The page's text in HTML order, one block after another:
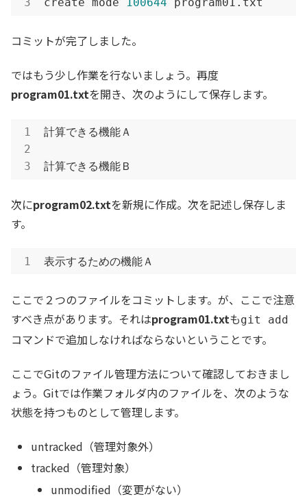
コミットが完了しました。
ではもう少し作業を行ないましょう。再度
program01.txtを開き、次のようにして保存します。
計算できる機能Ａ
計算できる機能Ｂ
次にprogram02.txtを新規に作成。次を記述し保存しま
す。
表示するための機能Ａ
ここで２つのファイルをコミットします。が、ここで注意
すべき点があります。それはprogram01.txtもgit add
コマンドで追加しなければならないということです。
ここでGitのファイル管理方法について確認しておきまし
ょう。Gitでは作業フォルダ内のファイルを、次のような
状態を持つものとして管理します。
untracked（管理対象外）
tracked（管理対象）
unmodified（変更がない）